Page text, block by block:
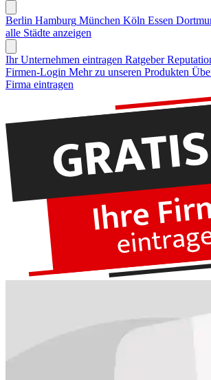
Berlin Hamburg München Köln Essen
alle Städte anzeigen
Ihr Unternehmen eintragen Ratgeber
Firmen-Login Mehr zu unseren Produkten
Firma eintragen